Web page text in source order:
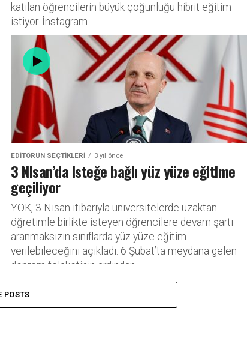
katılan öğrencilerin büyük çoğunluğu hibrit eğitim
istiyor. İnstagram...
EDITÖRÜN SEÇTIKLERI 3 yıl önce
3 Nisan’da isteğe bağlı yüz yüze eğitime
geçiliyor
YÖK, 3 Nisan itibarıyla üniversitelerde uzaktan
öğretimle birlikte isteyen öğrencilere devam şartı
aranmaksızın sınıflarda yüz yüze eğitim
verilebileceğini açıkladı. 6 Şubat’ta meydana gelen
deprem felaketinin ardından...
POSTS